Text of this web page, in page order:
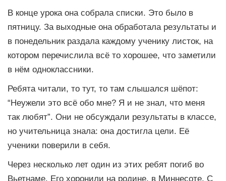
В конце урока она собрала списки. Это было в
пятницу. За выходные она обработала результаты и
в понедельник раздала каждому ученику листок, на
котором перечислила всё то хорошее, что заметили
в нём одноклассники.
Ребята читали, то тут, то там слышался шёпот:
“Неужели это всё обо мне? Я и не знал, что меня
так любят”. Они не обсуждали результаты в классе,
но учительница знала: она достигла цели. Её
ученики поверили в себя.
Через несколько лет один из этих ребят погиб во
Вьетнаме. Его хоронили на родине, в Миннесоте. С